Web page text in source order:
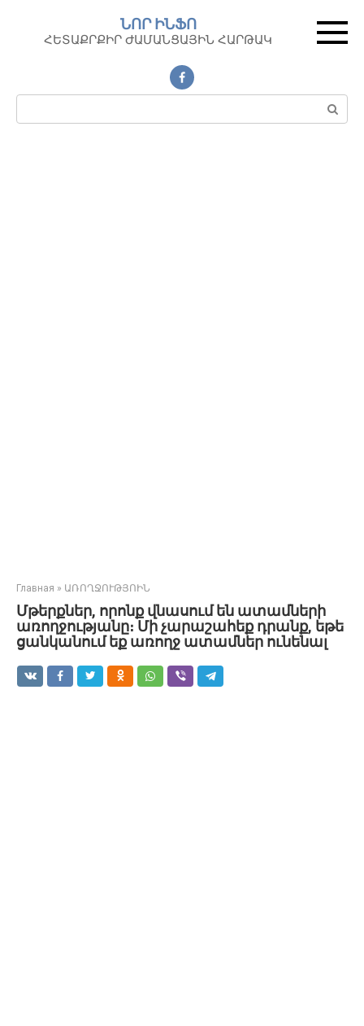
контенту
ՆՈՐ ԻՆՖՈ
ՀԵՏԱՔՐՔԻՐ ԺԱՄԱՆՑԱՅԻՆ ՀԱՐԹԱԿ
Поиск:
Главная » ԱՌՈՂՋՈՒԹՅՈԻՆ
Մթերքներ, որոնք վնասում են ատամների
առողջությանը։ Մի չարաշահեք դրանք, եթե
ցանկանում եք առողջ ատամներ ունենալ